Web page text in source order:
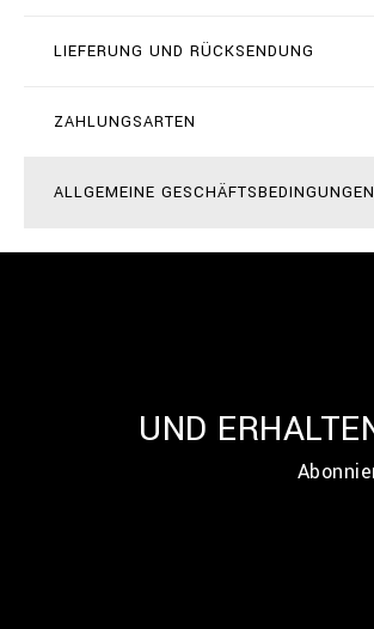
LIEFERUNG UND RÜCKSENDUNG
ZAHLUNGSARTEN
ALLGEMEINE GESCHÄFTSBEDINGUNGEN
UND